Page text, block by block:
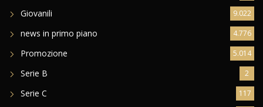
Giovanili 9.022
news in primo piano 4.776
Promozione 5.014
Serie B 2
Serie C 117